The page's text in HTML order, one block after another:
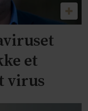
et
virus